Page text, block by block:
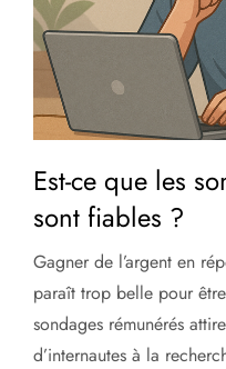
Est-ce que les
sont fiables ?
Gagner de l’argent en
paraît trop belle pour
sondages rémunérés
d’internautes à la